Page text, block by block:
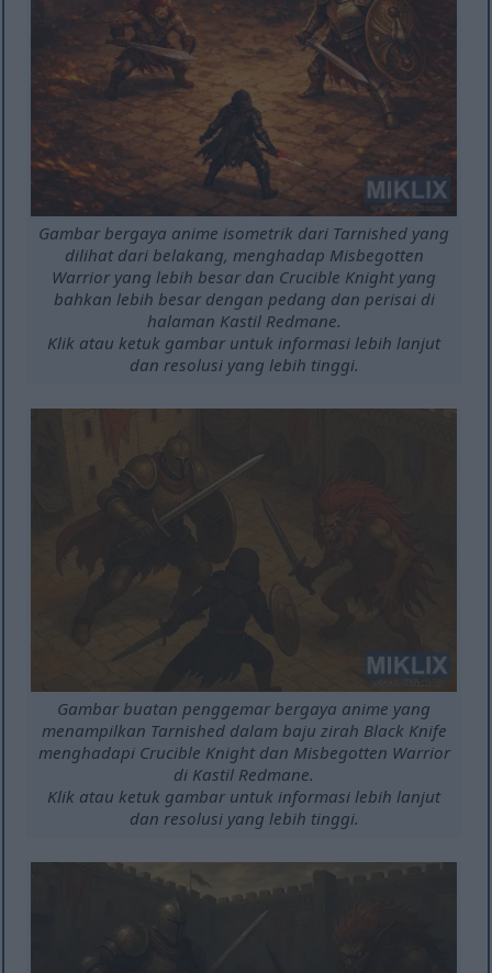
Gambar bergaya anime isometrik dari Tarnished yang
dilihat dari belakang, menghadap Misbegotten
Warrior yang lebih besar dan Crucible Knight yang
bahkan lebih besar dengan pedang dan perisai di
halaman Kastil Redmane.
Klik atau ketuk gambar untuk informasi lebih lanjut
dan resolusi yang lebih tinggi.
Gambar buatan penggemar bergaya anime yang
menampilkan Tarnished dalam baju zirah Black Knife
menghadapi Crucible Knight dan Misbegotten Warrior
di Kastil Redmane.
Klik atau ketuk gambar untuk informasi lebih lanjut
dan resolusi yang lebih tinggi.